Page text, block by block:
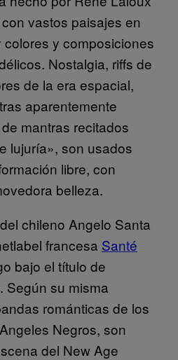
vastos paisajes en
y composiciones
Nostalgia, riffs de
de la era espacial,
aparentemente
mantras recitados
lujuría», son usados
libre, con
belleza.
chileno Angelo Santa
francesa Santé
bajo el título de
Según su misma
románticas de los
Negros, son
del New Age